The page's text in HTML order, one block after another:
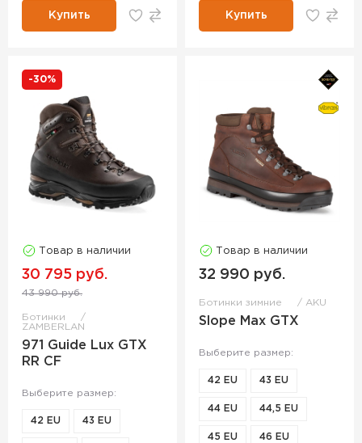
Купить Купить
-30%
Товар в наличии
30 795 руб.
43 990 руб.
Ботинки
ZAMBERLAN
971 Guide Lux GTX
RR CF
Выберите размер:
42 EU 43 EU
Товар в наличии
32 990 руб.
Ботинки зимние AKU
Slope Max GTX
Выберите размер:
42 EU 43 EU
44 EU 44,5 EU
45 EU 46 EU